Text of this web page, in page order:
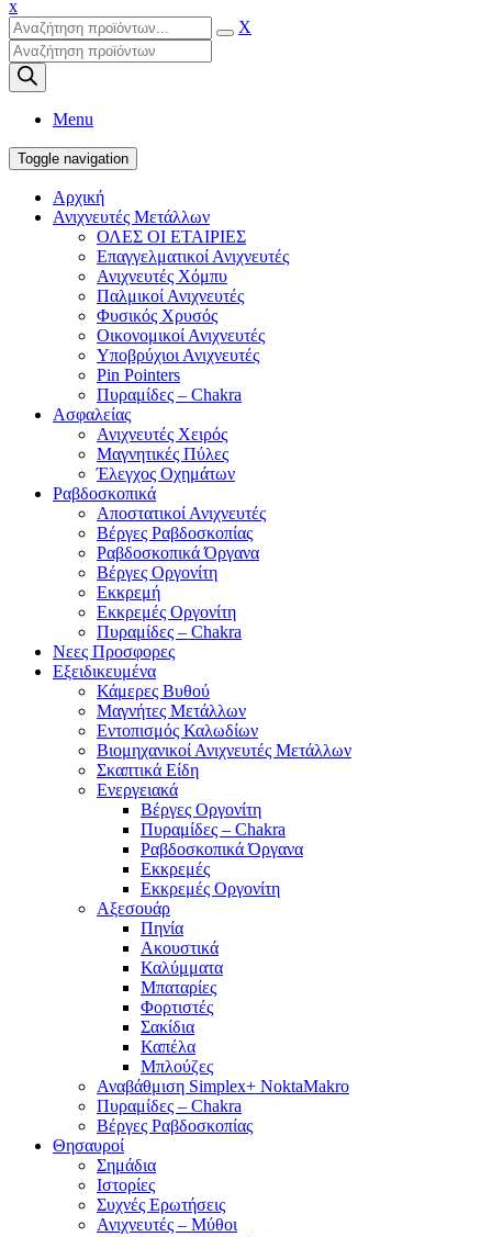
x
X
Products
search
Menu
Toggle navigation
Αρχική
Ανιχνευτές Μετάλλων
ΟΛΕΣ ΟΙ ΕΤΑΙΡΙΕΣ
Επαγγελματικοί Ανιχνευτές
Ανιχνευτές Χόμπυ
Παλμικοί Ανιχνευτές
Φυσικός Χρυσός
Οικονομικοί Ανιχνευτές
Υποβρύχιοι Ανιχνευτές
Pin Pointers
Πυραμίδες – Chakra
Ασφαλείας
Ανιχνευτές Χειρός
Μαγνητικές Πύλες
Έλεγχος Οχημάτων
Ραβδοσκοπικά
Αποστατικοί Ανιχνευτές
Βέργες Ραβδοσκοπίας
Ραβδοσκοπικά Όργανα
Βέργες Οργονίτη
Εκκρεμή
Εκκρεμές Οργονίτη
Πυραμίδες – Chakra
Νεες Προσφορες
Εξειδικευμένα
Κάμερες Βυθού
Μαγνήτες Μετάλλων
Εντοπισμός Καλωδίων
Βιομηχανικοί Ανιχνευτές Μετάλλων
Σκαπτικά Είδη
Ενεργειακά
Βέργες Οργονίτη
Πυραμίδες – Chakra
Ραβδοσκοπικά Όργανα
Εκκρεμές
Εκκρεμές Οργονίτη
Αξεσουάρ
Πηνία
Ακουστικά
Καλύμματα
Μπαταρίες
Φορτιστές
Σακίδια
Καπέλα
Μπλούζες
Αναβάθμιση Simplex+ NoktaMakro
Πυραμίδες – Chakra
Βέργες Ραβδοσκοπίας
Θησαυροί
Σημάδια
Ιστορίες
Συχνές Ερωτήσεις
Ανιχνευτές – Μύθοι